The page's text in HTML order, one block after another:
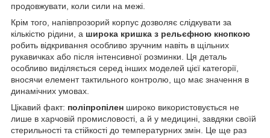
продовжувати, коли сили на межі.
Крім того, напівпрозорий корпус дозволяє слідкувати за
кількістю рідини, а широка кришка з рельєфною кнопкою
робить відкривання особливо зручним навіть в щільних
рукавичках або після інтенсивної розминки. Ця деталь
особливо виділяється серед інших моделей цієї категорії,
вносячи елемент тактильного контролю, що має значення в
динамічних умовах.
Цікавий факт: поліпропілен широко використовується не
лише в харчовій промисловості, а й у медицині, завдяки своїй
стерильності та стійкості до температурних змін. Це ще раз